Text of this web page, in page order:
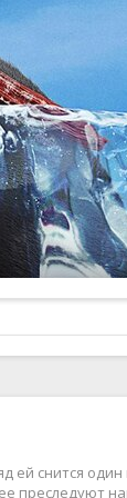
снится один
преследуют